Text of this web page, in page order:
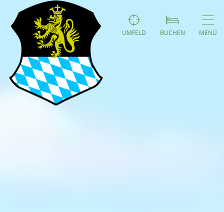
UMFELD BUCHEN MENÜ